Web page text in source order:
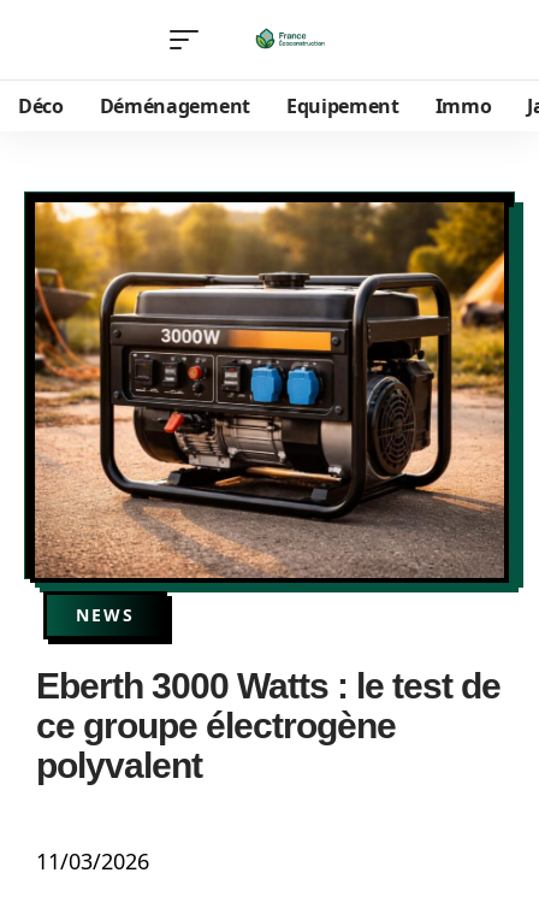
Déco Déménagement Equipement Immo
NEWS
Eberth 3000 Watts : le test de
ce groupe électrogène
polyvalent
11/03/2026